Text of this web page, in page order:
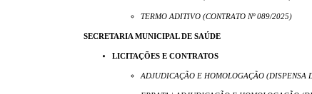
TERMO ADITIVO (CONTRATO Nº 089/2025)
SECRETARIA MUNICIPAL DE SAÚDE
LICITAÇÕES E CONTRATOS
ADJUDICAÇÃO E HOMOLOGAÇÃO (DISPENSA